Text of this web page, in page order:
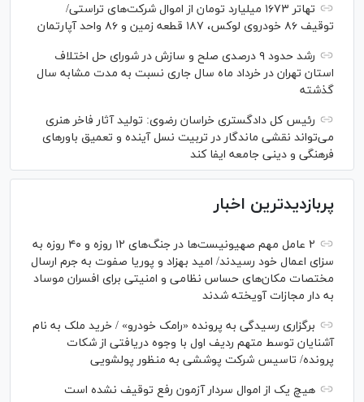
تهاتر ۱۶۷۳ میلیارد تومان از اموال شرکت‌های تراستی/
توقیف ۸۶ خودروی لوکس، ۱۸۷ قطعه زمین و ۸۶ واحد آپارتمان
رشد حدود ۹ درصدی صلح و سازش در شورای حل اختلاف
استان تهران در خرداد ماه سال جاری نسبت به مدت مشابه سال
گذشته
رئیس کل دادگستری خراسان رضوی: تولید آثار فاخر هنری
می‌تواند نقشی ماندگار در تربیت نسل آینده و تعمیق باور‌های
فرهنگی و دینی جامعه ایفا کند
پربازدیدترین اخبار
۲ عامل مهم صهیونیست‌ها در جنگ‌های ۱۲ روزه و ۴۰ روزه به
سزای اعمال خود رسیدند/ امید بهزاد و پوریا صفوت به جرم ارسال
مختصات مکان‌های حساس نظامی و امنیتی برای افسران موساد
به دار مجازات آویخته شدند
برگزاری رسیدگی به پرونده «رامک خودرو» / خرید ملک به نام
آشنایان توسط متهم ردیف اول با وجوه دریافتی از شکات
پرونده/ تاسیس شرکت پوششی به منظور پولشویی
هیچ یک از اموال سردار آزمون رفع توقیف نشده است